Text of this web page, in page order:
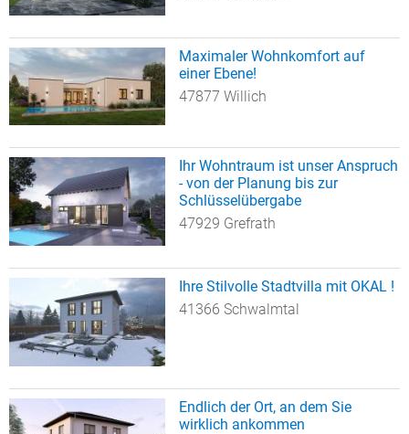
Maximaler Wohnkomfort auf
einer Ebene!
47877 Willich
Ihr Wohntraum ist unser Anspruch
- von der Planung bis zur
Schlüsselübergabe
47929 Grefrath
Ihre Stilvolle Stadtvilla mit OKAL !
41366 Schwalmtal
Endlich der Ort, an dem Sie
wirklich ankommen